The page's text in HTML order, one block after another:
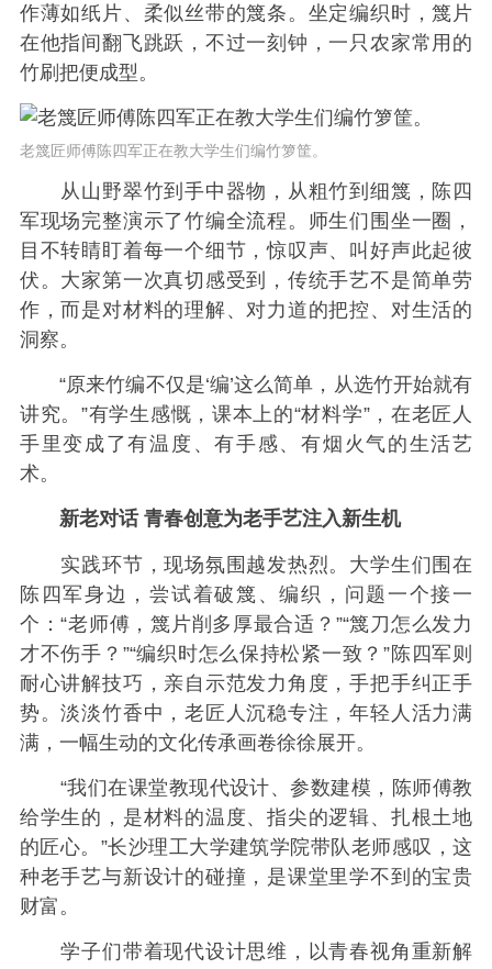
作薄如纸片、柔似丝带的篾条。坐定编织时，篾片
在他指间翻飞跳跃，不过一刻钟，一只农家常用的
竹刷把便成型。
老篾匠师傅陈四军正在教大学生们编竹箩筐。
从山野翠竹到手中器物，从粗竹到细篾，陈四
军现场完整演示了竹编全流程。师生们围坐一圈，
目不转睛盯着每一个细节，惊叹声、叫好声此起彼
伏。大家第一次真切感受到，传统手艺不是简单劳
作，而是对材料的理解、对力道的把控、对生活的
洞察。
“原来竹编不仅是‘编’这么简单，从选竹开始就有
讲究。”有学生感慨，课本上的“材料学”，在老匠人
手里变成了有温度、有手感、有烟火气的生活艺
术。
新老对话 青春创意为老手艺注入新生机
实践环节，现场氛围越发热烈。大学生们围在
陈四军身边，尝试着破篾、编织，问题一个接一
个：“老师傅，篾片削多厚最合适？”“篾刀怎么发力
才不伤手？”“编织时怎么保持松紧一致？”陈四军则
耐心讲解技巧，亲自示范发力角度，手把手纠正手
势。淡淡竹香中，老匠人沉稳专注，年轻人活力满
满，一幅生动的文化传承画卷徐徐展开。
“我们在课堂教现代设计、参数建模，陈师傅教
给学生的，是材料的温度、指尖的逻辑、扎根土地
的匠心。”长沙理工大学建筑学院带队老师感叹，这
种老手艺与新设计的碰撞，是课堂里学不到的宝贵
财富。
学子们带着现代设计思维，以青春视角重新解